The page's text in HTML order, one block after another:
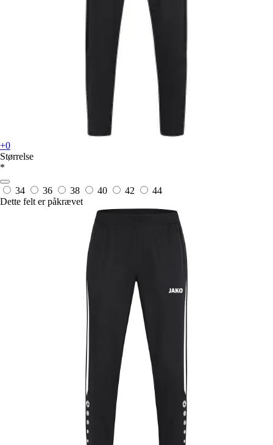
+0
Størrelse
*
34 36 38 40 42
44
Dette felt er påkrævet